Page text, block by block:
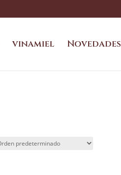
vinamiel Novedades